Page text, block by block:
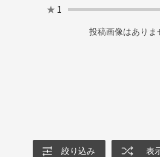
★ 1
投稿画像はありま
絞り込み 表